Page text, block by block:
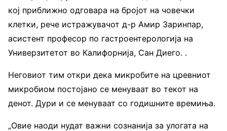
кој приближно одговара на бројот на човечки
клетки, рече истражувачот д-р Амир Заринпар,
асистент професор по гастроентерологија на
Универзитетот во Калифорнија, Сан Диего. .
Неговиот тим откри дека микробите на цревниот
микробиом постојано се менуваат во текот на
денот. Дури и се менуваат со годишните времиња.
„Овие наоди нудат важни сознанија за улогата на